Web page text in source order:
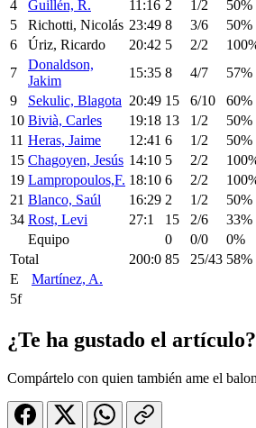
4 Guillén, R. 11:16 2 1/2 50%
5
Richotti, Nicolás 23:49 8 3/6 50%
6
Úriz, Ricardo 20:42 5 2/2
7
Donaldson,
Jakim
15:35 8 4/7 57%
9
Sekulic, Blagota 20:49 15 6/10 60%
10 Bivià, Carles 19:18 13 1/2 50%
11 Heras, Jaime 12:41 6 1/2 50%
15 Chagoyen, Jesús 14:10 5 2/2
19 Lampropoulos,F. 18:10 6 2/2
21 Blanco, Saúl 16:29 2 1/2 50%
34 Rost, Levi 27:1 15 2/6 33%
Equipo
0 0/0 0%
Total
200:0 85 25/43 58%
E
Martínez, A.
5f
¿Te ha gustado el artículo?
Compártelo con quien también ame el